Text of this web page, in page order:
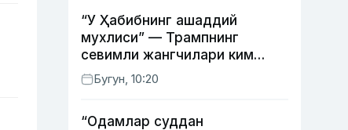
“У Ҳабибнинг ашаддий
мухлиси” — Трампнинг
севимли жангчилари ким
экани айтилди
Бугун, 10:20
“Одамлар суддан